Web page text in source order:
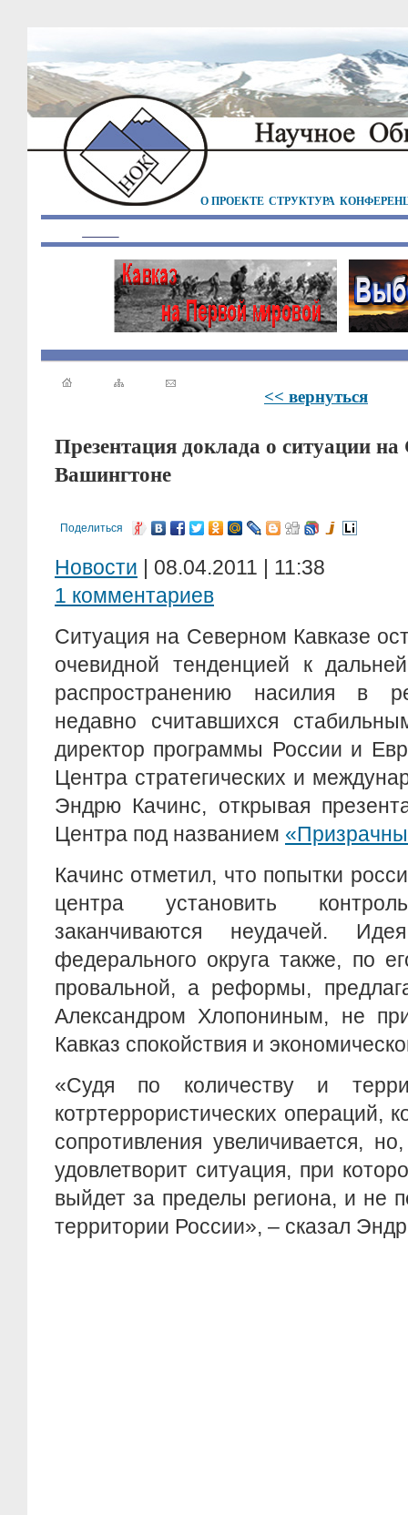
О ПРОЕКТЕ СТРУКТУРА
<< вернуться
Презентация доклада о ситуации
Вашингтоне
Поделиться
Новости | 08.04.2011 | 11:38
1 комментариев
Ситуация на Северном Кавказе
очевидной тенденцией к
распространению насилия в
недавно считавшихся
директор программы России и
Центра стратегических и
Эндрю Качинс, открывая
Центра под названием
Качинс отметил, что попытки
центра установить
заканчиваются неудачей.
федерального округа также, по
провальной, а реформы,
Александром Хлопониным, не
Кавказ спокойствия и
«Судя по количеству и
котртеррористических операций,
сопротивления увеличивается,
удовлетворит ситуация, при
выйдет за пределы региона, и не
территории России», – сказал